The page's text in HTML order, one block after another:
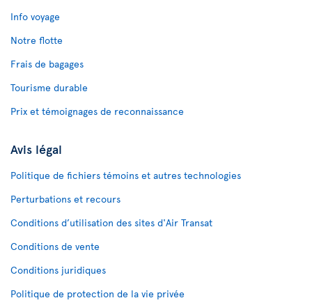
Info voyage
Notre flotte
Frais de bagages
Tourisme durable
Prix et témoignages de reconnaissance
Avis légal
Politique de fichiers témoins et autres technologies
Perturbations et recours
Conditions d’utilisation des sites d'Air Transat
Conditions de vente
Conditions juridiques
Politique de protection de la vie privée